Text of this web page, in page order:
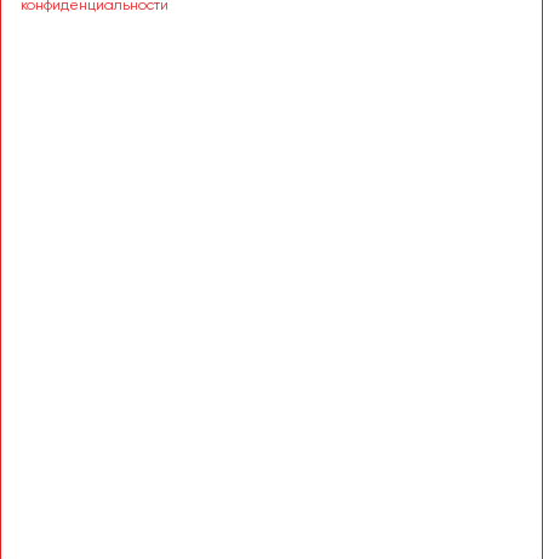
конфиденциальности